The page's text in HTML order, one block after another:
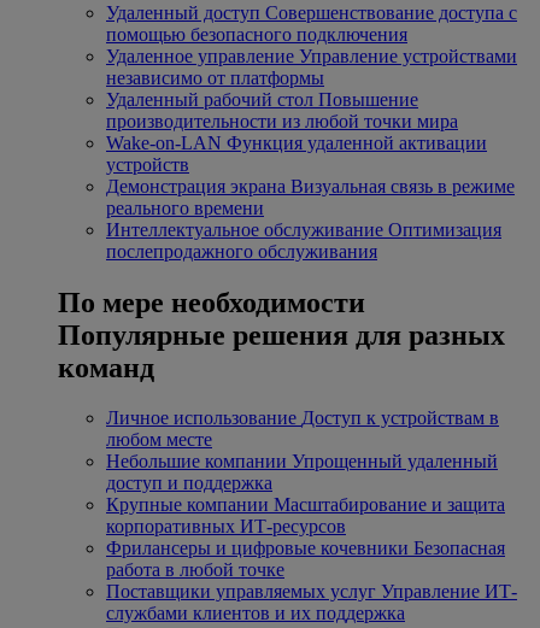
Удаленный доступ Совершенствование доступа с
помощью безопасного подключения
Удаленное управление Управление устройствами
независимо от платформы
Удаленный рабочий стол Повышение
производительности из любой точки мира
Wake-on-LAN Функция удаленной активации
устройств
Демонстрация экрана Визуальная связь в режиме
реального времени
Интеллектуальное обслуживание Оптимизация
послепродажного обслуживания
По мере необходимости
Популярные решения для разных
команд
Личное использование Доступ к устройствам в
любом месте
Небольшие компании Упрощенный удаленный
доступ и поддержка
Крупные компании Масштабирование и защита
корпоративных ИТ-ресурсов
Фрилансеры и цифровые кочевники Безопасная
работа в любой точке
Поставщики управляемых услуг Управление ИТ-
службами клиентов и их поддержка